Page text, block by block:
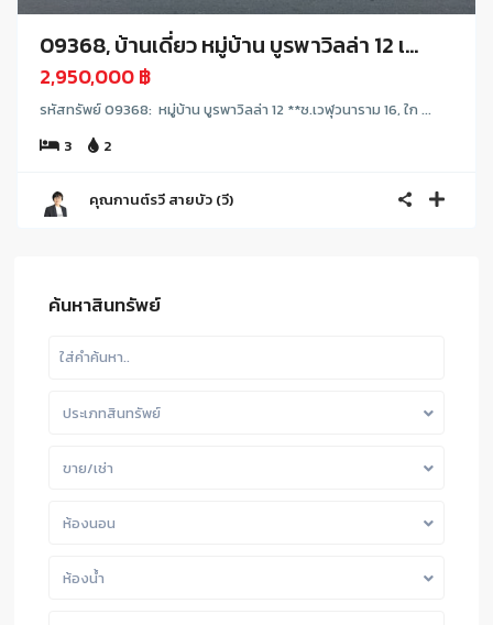
09368, บ้านเดี่ยว หมู่บ้าน บูรพาวิลล่า 12 เ...
2,950,000 ฿
รหัสทรัพย์ 09368: หมู่บ้าน บูรพาวิลล่า 12 **ซ.เวฬุวนาราม 16, ใก ...
3
2
คุณกานต์รวี สายบัว (วี)
ค้นหาสินทรัพย์
ประเภทสินทรัพย์
ขาย/เช่า
ห้องนอน
ห้องน้ำ